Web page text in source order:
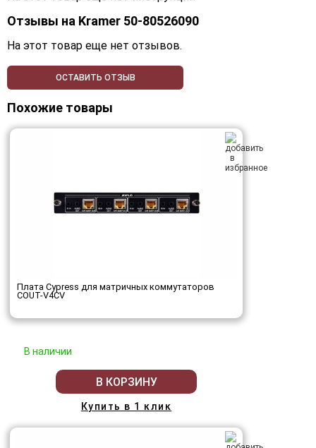
Отзывы на Kramer 50-80526090
На этот товар еще нет отзывов.
ОСТАВИТЬ ОТЗЫВ
Похожие товары
Плата Cypress для матричных коммутаторов
COUT-V4CV
В наличии
В КОРЗИНУ
Купить в 1 клик